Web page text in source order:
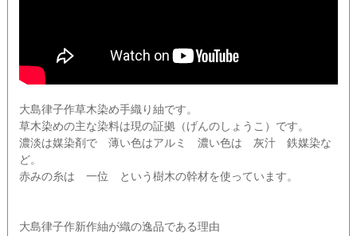
大島律子作草木染め手織り紬です。
草木染めの主な染料は現の証拠（げんのしょうこ）です。
濃淡は媒染剤で 薄い色はアルミ 濃い色は 灰汁 鉄媒染な
ど。
赤みの糸は 一位 という樹木の幹材を使っています。
大島律子作新作紬が織の逸品である理由